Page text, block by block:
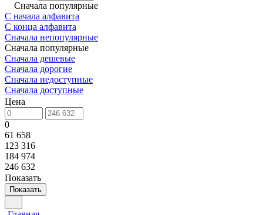
Сначала популярные
С начала алфавита
С конца алфавита
Сначала непопулярные
Сначала популярные
Сначала дешевые
Сначала дорогие
Сначала недоступные
Сначала доступные
Цена
0
61 658
123 316
184 974
246 632
Показать
Показать